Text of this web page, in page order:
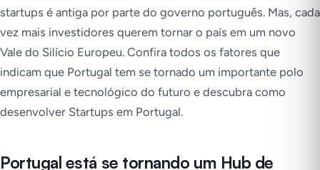
startups é antiga por parte do governo português. Mas, cada
vez mais investidores querem tornar o país em um novo
Vale do Silício Europeu. Confira todos os fatores que
indicam que Portugal tem se tornado um importante polo
empresarial e tecnológico do futuro e descubra como
desenvolver Startups em Portugal.
Portugal está se tornando um Hub de